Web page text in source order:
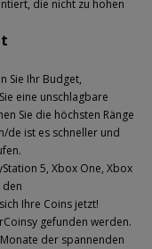
die nicht zu hohen
Sie Ihr Budget,
eine unschlagbare
Sie die höchsten Ränge
de ist es schneller und
5, Xbox One, Xbox
den
Ihre Coins jetzt!
gefunden werden.
der spannenden